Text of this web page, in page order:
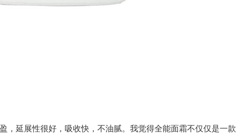
，延展性很好，吸收快，不油腻。我觉得全能面霜不仅仅是一款